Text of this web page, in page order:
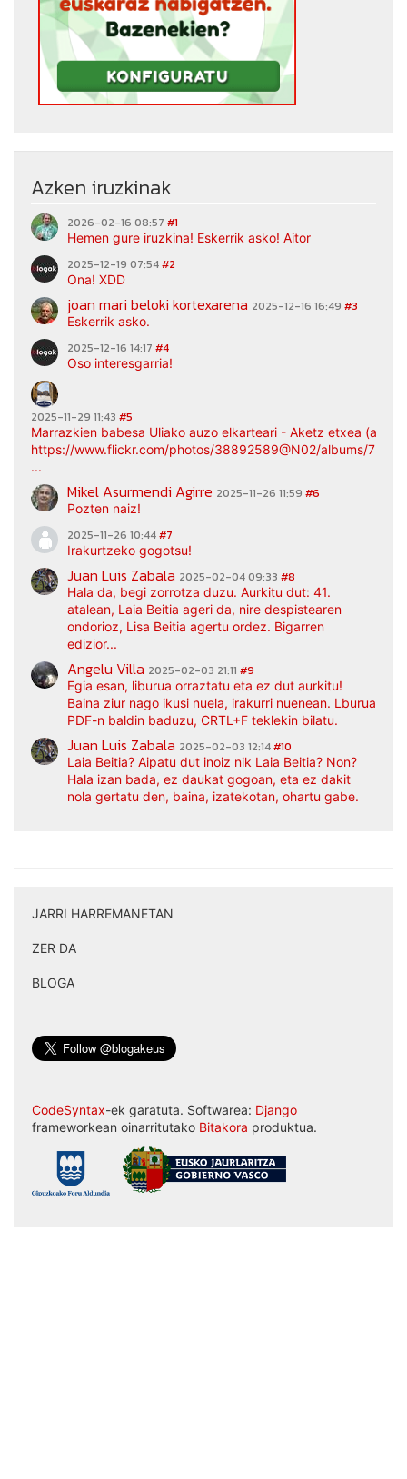
Azken iruzkinak
2026-02-16 08:57 #1
Hemen gure iruzkina! Eskerrik asko! Aitor
2025-12-19 07:54#2
Ona! XDD
joan mari beloki kortexarena 2025-12-16 16:49 #3
Eskerrik asko.
2025-12-16 14:17 #4
Oso interesgarria!
2025-11-29 11:43 #5
Marrazkien babesa Uliako auzo elkarteari - Aketz etxea
https://www.flickr.com/photos/38892589@N02/albums/
...
Mikel Asurmendi Agirre 2025-11-26 11:59 #6
Pozten naiz!
2025-11-26 10:44#7
Irakurtzeko gogotsu!
Juan Luis Zabala 2025-02-04 09:33 #8
Hala da, begi zorrotza duzu. Aurkitu dut: 41.
atalean, Laia Beitia ageri da, nire despistearen
ondorioz, Lisa Beitia agertu ordez. Bigarren
edizior...
Angelu Villa 2025-02-03 21:11 #9
Egia esan, liburua orraztatu eta ez dut aurkitu!
Baina ziur nago ikusi nuela, irakurri nuenean. Lburua
PDF-n baldin baduzu, CRTL+F teklekin bilatu.
Juan Luis Zabala 2025-02-03 12:14#10
Laia Beitia? Aipatu dut inoiz nik Laia Beitia? Non?
Hala izan bada, ez daukat gogoan, eta ez dakit
nola gertatu den, baina, izatekotan, ohartu gabe.
JARRI HARREMANETAN
ZER DA
BLOGA
CodeSyntax-ek garatuta. Softwarea: Django
frameworkean oinarritutako Bitakora produktua.